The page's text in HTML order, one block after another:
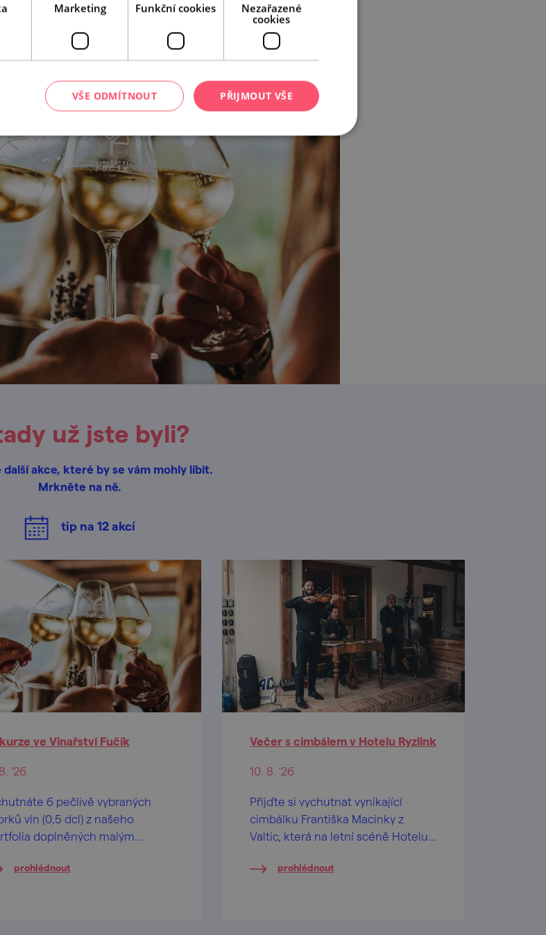
už jste byli?
další akce, které by se vám mohly líbit.
Mrkněte na ně.
tip na 12akcí
ve Vinařství Fučík
'26
6 pečlivě vybraných
vín (0,5 dcl) z našeho
doplněných malým
prohlédnout
Večer s cimbálem v Hotelu Ryzlink
10. 8. '26
Přijďte si vychutnat vynikající
cimbálku Františka Macinky z
Valtic, která na letní scéně Hotelu
písničky.prohlédnout
Marketing Funkční cookies
Nezařazené
cookies
PŘIJMOUT VŠE
VŠE ODMÍTNOUT